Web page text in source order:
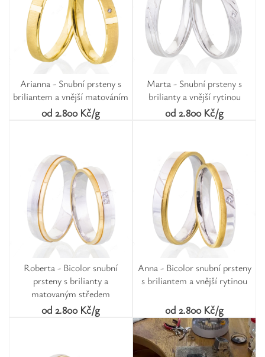
Arianna - Snubní prsteny s
briliantem a vnější matováním
od 2.800 Kč/g
Marta - Snubní prsteny s
brilianty a vnější rytinou
od 2.800 Kč/g
Roberta - Bicolor snubní
prsteny s brilianty a
matovaným středem
od 2.800 Kč/g
Anna - Bicolor snubní prsteny
s briliantem a vnější rytinou
od 2.800 Kč/g